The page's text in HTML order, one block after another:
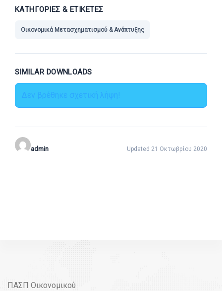
ΚΑΤΗΓΟΡΊΕΣ & ΕΤΙΚΈΤΕΣ
Οικονομικά Μετασχηματισμού & Ανάπτυξης
SIMILAR DOWNLOADS
Δεν βρέθηκε σχετική λήψη!
admin Updated 21 Οκτωβρίου 2020
ΠΑΣΠ Οικονομικού